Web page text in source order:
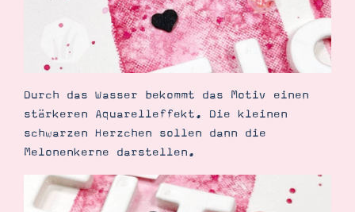
Durch das Wasser bekommt das Motiv einen
stärkeren Aquarelleffekt. Die kleinen
schwarzen Herzchen sollen dann die
Melonenkerne darstellen.